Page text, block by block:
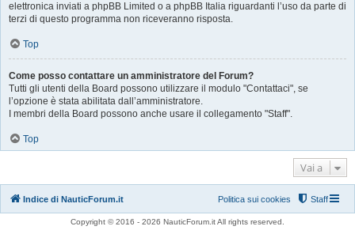
elettronica inviati a phpBB Limited o a phpBB Italia riguardanti l’uso da parte di
terzi di questo programma non riceveranno risposta.
Top
Come posso contattare un amministratore del Forum?
Tutti gli utenti della Board possono utilizzare il modulo "Contattaci", se
l’opzione è stata abilitata dall’amministratore.
I membri della Board possono anche usare il collegamento "Staff".
Top
Vai a
Indice di NauticForum.it Staff
Politica sui cookies
Copyright © 2016 - 2026 NauticForum.it All rights reserved.